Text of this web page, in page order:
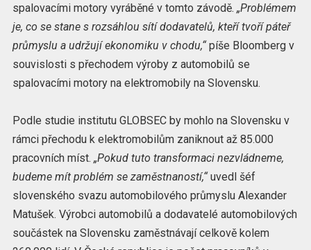
spalovacími motory vyráběné v tomto závodě. „Problémem
je, co se stane s rozsáhlou sítí dodavatelů, kteří tvoří páteř
průmyslu a udržují ekonomiku v chodu,“píše Bloomberg v
souvislosti s přechodem výroby z automobilů se
spalovacími motory na elektromobily na Slovensku.
Podle studie institutu GLOBSEC by mohlo na Slovensku v
rámci přechodu k elektromobilům zaniknout až 85.000
pracovních míst. „Pokud tuto transformaci nezvládneme,
budeme mít problém se zaměstnaností,“uvedl šéf
slovenského svazu automobilového průmyslu Alexander
Matušek. Výrobci automobilů a dodavatelé automobilových
součástek na Slovensku zaměstnávají celkově kolem